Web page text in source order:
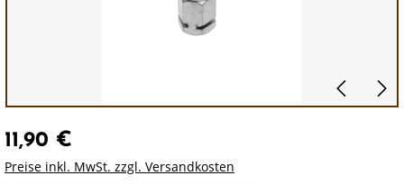
11,90 €
Preise inkl. MwSt. zzgl. Versandkosten